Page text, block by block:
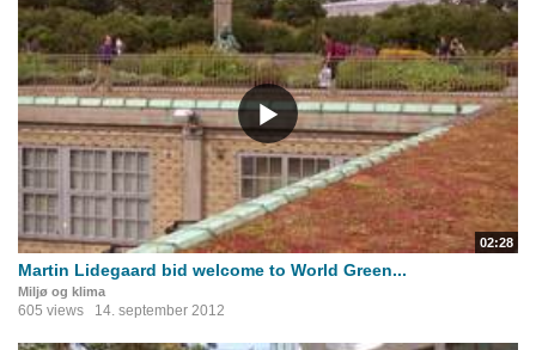
02:28
Martin Lidegaard bid welcome to World Green...
Miljø og klima
605 views 14. september 2012